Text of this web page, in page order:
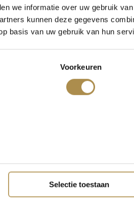
we informatie over uw gebruik
kunnen deze gegevens
basis van uw gebruik van hun
Voorkeuren
Selectie toestaan